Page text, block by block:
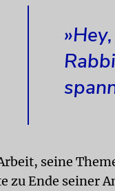
seine
zu Ende seiner